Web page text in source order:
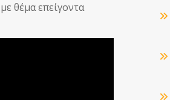
θέμα επείγοντα